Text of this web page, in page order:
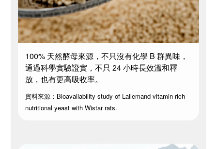
100% 天然酵母來源，不只沒有化學 B 群異味，
通過科學實驗證實，不只 24 小時長效溫和釋
放，也有更高吸收率。
資料來源：Bioavailability study of Lallemand vitamin-rich
nutritional yeast with Wistar rats.